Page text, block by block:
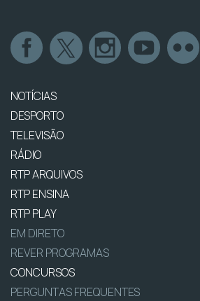
NOTÍCIAS
DESPORTO
TELEVISÃO
RÁDIO
RTP ARQUIVOS
RTP ENSINA
RTP PLAY
EM DIRETO
REVER PROGRAMAS
CONCURSOS
PERGUNTAS FREQUENTES